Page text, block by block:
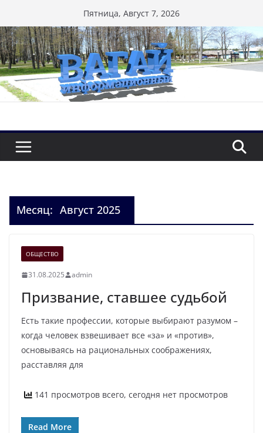
к
содержимому
Пятница, Август 7, 2026
Месяц: Август 2025
ОБЩЕСТВО
31.08.2025 admin
Призвание, ставшее судьбой
Есть такие профессии, которые выбирают разумом –
когда человек взвешивает все «за» и «против»,
основываясь на рациональных соображениях,
расставляя для
141 просмотров всего, сегодня нет просмотров
Read More